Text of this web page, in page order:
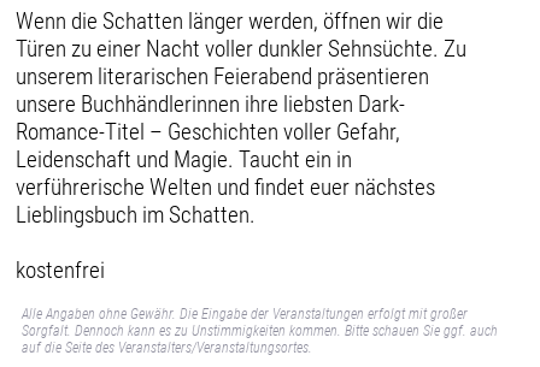
Wenn die Schatten länger werden, öffnen wir die
Türen zu einer Nacht voller dunkler Sehnsüchte. Zu
unserem literarischen Feierabend präsentieren
unsere Buchhändlerinnen ihre liebsten Dark-
Romance-Titel – Geschichten voller Gefahr,
Leidenschaft und Magie. Taucht ein in
verführerische Welten und findet euer nächstes
Lieblingsbuch im Schatten.
kostenfrei
Alle Angaben ohne Gewähr. Die Eingabe der Veranstaltungen erfolgt mit großer
Sorgfalt. Dennoch kann es zu Unstimmigkeiten kommen. Bitte schauen Sie ggf. auch
auf die Seite des Veranstalters/Veranstaltungsortes.